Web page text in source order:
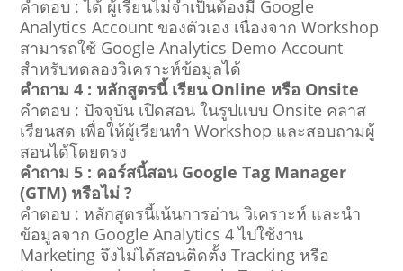
คำตอบ : ได้ ผู้เรียนไม่จำเป็นต้องมี Google
Analytics Account ของตัวเอง เนื่องจาก Workshop
สามารถใช้ Google Analytics Demo Account
สำหรับทดลองวิเคราะห์ข้อมูลได้
คำถาม 4 : หลักสูตรนี้ เรียน Online หรือ Onsite
คำตอบ : ปัจจุบัน เปิดสอน ในรูปแบบ Onsite คลาส
เรียนสด เพื่อให้ผู้เรียนทำ Workshop และสอบถามผู้
สอนได้โดยตรง
คำถาม 5 : คอร์สนี้สอน Google Tag Manager
(GTM) หรือไม่ ?
คำตอบ : หลักสูตรนี้เน้นการอ่าน วิเคราะห์ และนำ
ข้อมูลจาก Google Analytics 4 ไปใช้งาน
Marketing จึงไม่ได้สอนติดตั้ง Tracking หรือ